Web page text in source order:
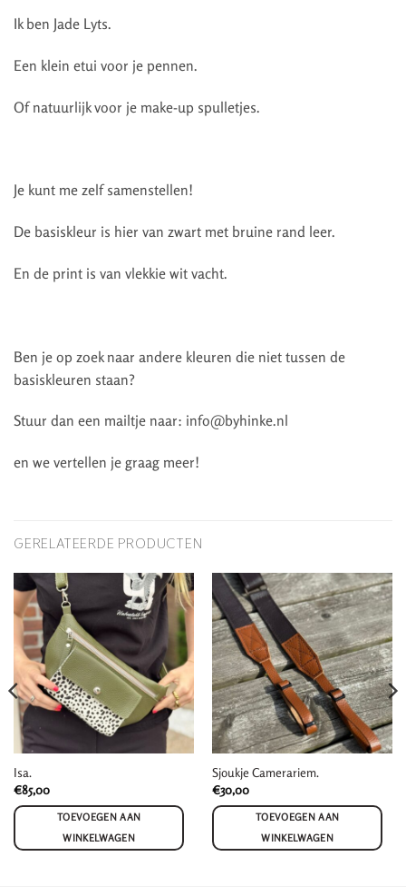
Ik ben Jade Lyts.
Een klein etui voor je pennen.
Of natuurlijk voor je make-up spulletjes.
Je kunt me zelf samenstellen!
De basiskleur is hier van zwart met bruine rand leer.
En de print is van vlekkie wit vacht.
Ben je op zoek naar andere kleuren die niet tussen de
basiskleuren staan?
Stuur dan een mailtje naar: info@byhinke.nl
en we vertellen je graag meer!
GERELATEERDE PRODUCTEN
Isa.
€85,00
TOEVOEGEN AAN
WINKELWAGEN
Sjoukje Camerariem.
€30,00
TOEVOEGEN AAN
WINKELWAGEN